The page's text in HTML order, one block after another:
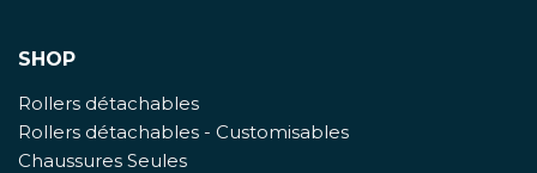
SHOP
Rollers détachables
Rollers détachables - Customisables
Chaussures Seules